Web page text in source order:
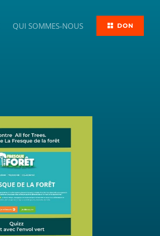
QUI SOMMES-NOUS DON